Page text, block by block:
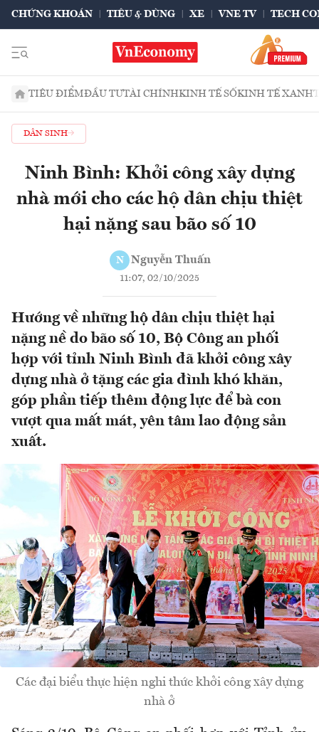
CHỨNG KHOÁN TIÊU & DÙNG XE VNE TV TECH
TIÊU ĐIỂMĐẦU TƯTÀI CHÍNHKINH TẾ SỐKINH TẾ XANH
DÂN SINH
Ninh Bình: Khởi công xây dựng
nhà mới cho các hộ dân chịu thiệt
hại nặng sau bão số 10
N Nguyễn Thuấn
11:07, 02/10/2025
Hướng về những hộ dân chịu thiệt hại
nặng nề do bão số 10, Bộ Công an phối
hợp với tỉnh Ninh Bình đã khởi công xây
dựng nhà ở tặng các gia đình khó khăn,
góp phần tiếp thêm động lực để bà con
vượt qua mất mát, yên tâm lao động sản
xuất.
Các đại biểu thực hiện nghi thức khởi công xây dựng
nhà ở